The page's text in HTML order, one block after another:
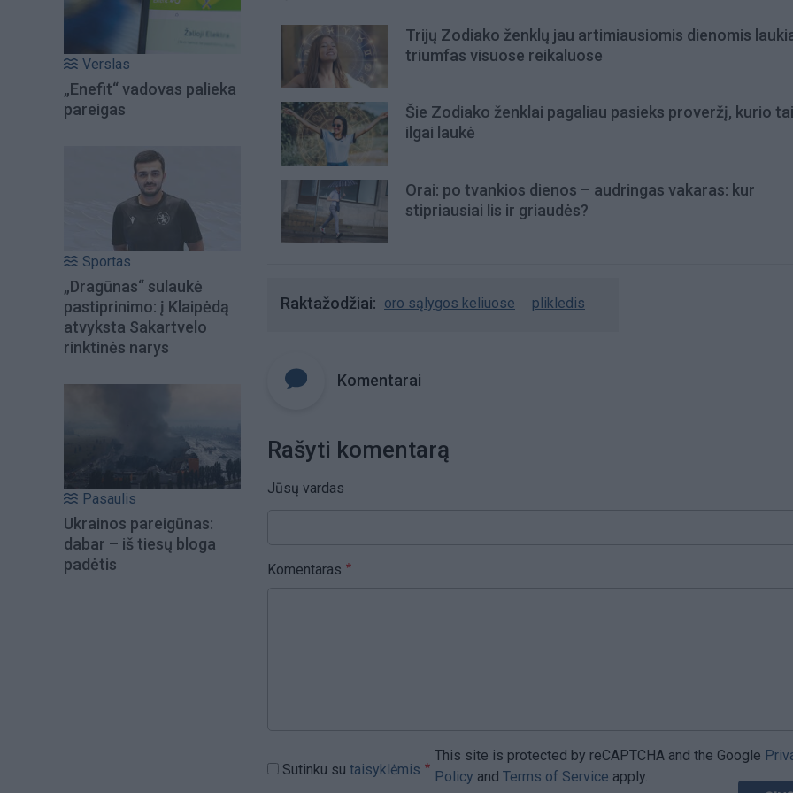
Verslas
„Enefit“ vadovas palieka
pareigas
Sportas
„Dragūnas“ sulaukė
pastiprinimo: į Klaipėdą
atvyksta Sakartvelo
rinktinės narys
Pasaulis
Ukrainos pareigūnas:
dabar – iš tiesų bloga
padėtis
Trijų Zodiako ženklų jau artimiausiomis dienomis
triumfas visuose reikaluose
Šie Zodiako ženklai pagaliau pasieks proveržį, kurio
ilgai laukė
Orai: po tvankios dienos – audringas vakaras: kur
stipriausiai lis ir griaudės?
Raktažodžiai oro sąlygos keliuose plikledis
Komentarai
Rašyti komentarą
Jūsų vardas
Komentaras
Sutinku su taisyklėmis
This site is protected by reCAPTCHA and the Google
Policy and Terms of Service apply.